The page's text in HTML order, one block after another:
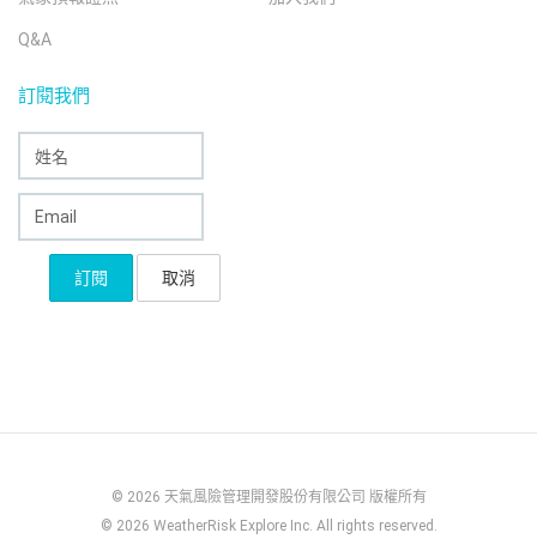
Q&A
訂閱我們
© 2026 天氣風險管理開發股份有限公司 版權所有
© 2026 WeatherRisk Explore Inc. All rights reserved.